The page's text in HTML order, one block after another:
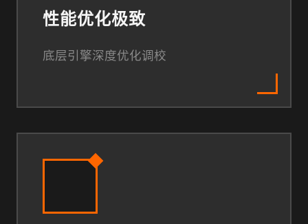
性能优化极致
底层引擎深度优化调校